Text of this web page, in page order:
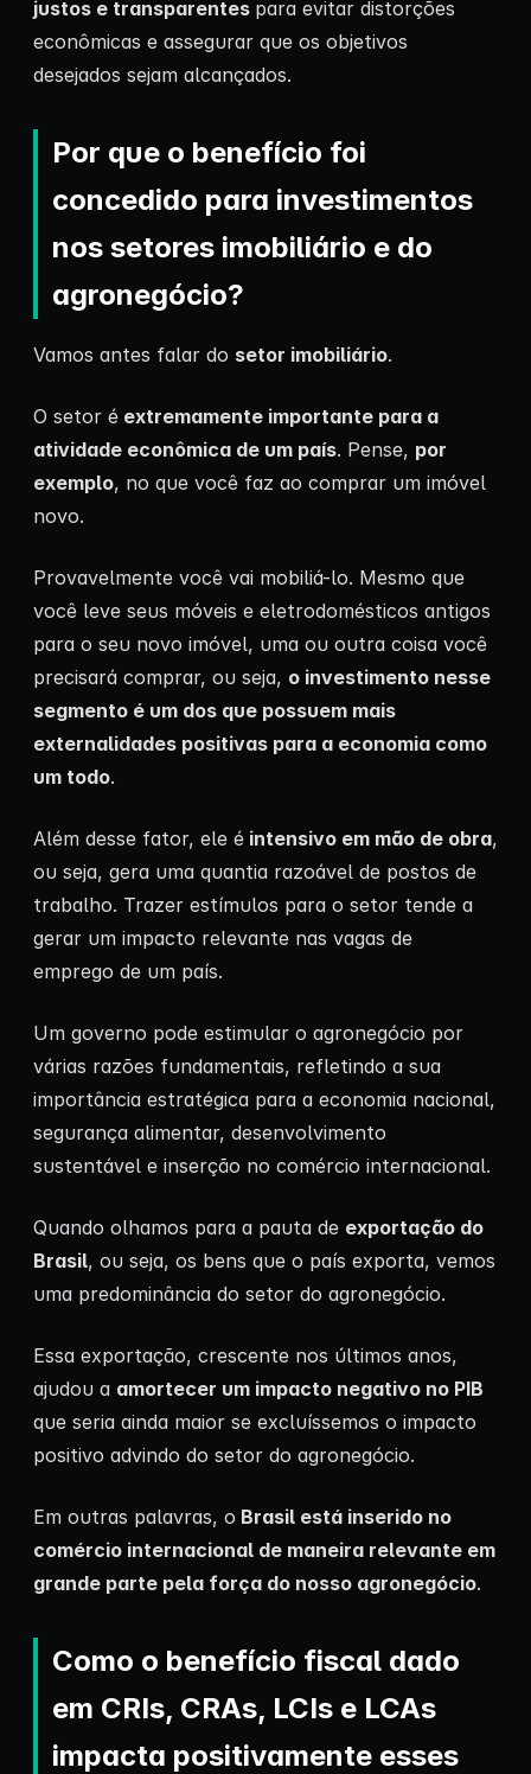
justos e transparentes para evitar distorções
econômicas e assegurar que os objetivos
desejados sejam alcançados.
Por que o benefício foi
concedido para investimentos
nos setores imobiliário e do
agronegócio?
Vamos antes falar do setor imobiliário.
O setor é extremamente importante para a
atividade econômica de um país. Pense, por
exemplo, no que você faz ao comprar um imóvel
novo.
Provavelmente você vai mobiliá-lo. Mesmo que
você leve seus móveis e eletrodomésticos antigos
para o seu novo imóvel, uma ou outra coisa você
precisará comprar, ou seja, o investimento nesse
segmento é um dos que possuem mais
externalidades positivas para a economia como
um todo.
Além desse fator, ele é intensivo em mão de obra,
ou seja, gera uma quantia razoável de postos de
trabalho. Trazer estímulos para o setor tende a
gerar um impacto relevante nas vagas de
emprego de um país.
Um governo pode estimular o agronegócio por
várias razões fundamentais, refletindo a sua
importância estratégica para a economia nacional,
segurança alimentar, desenvolvimento
sustentável e inserção no comércio internacional.
Quando olhamos para a pauta de exportação do
Brasil, ou seja, os bens que o país exporta, vemos
uma predominância do setor do agronegócio.
Essa exportação, crescente nos últimos anos,
ajudou a amortecer um impacto negativo no PIB
que seria ainda maior se excluíssemos o impacto
positivo advindo do setor do agronegócio.
Em outras palavras, o Brasil está inserido no
comércio internacional de maneira relevante em
grande parte pela força do nosso agronegócio.
Como o benefício fiscal dado
em CRIs, CRAs, LCIs e LCAs
impacta positivamente esses